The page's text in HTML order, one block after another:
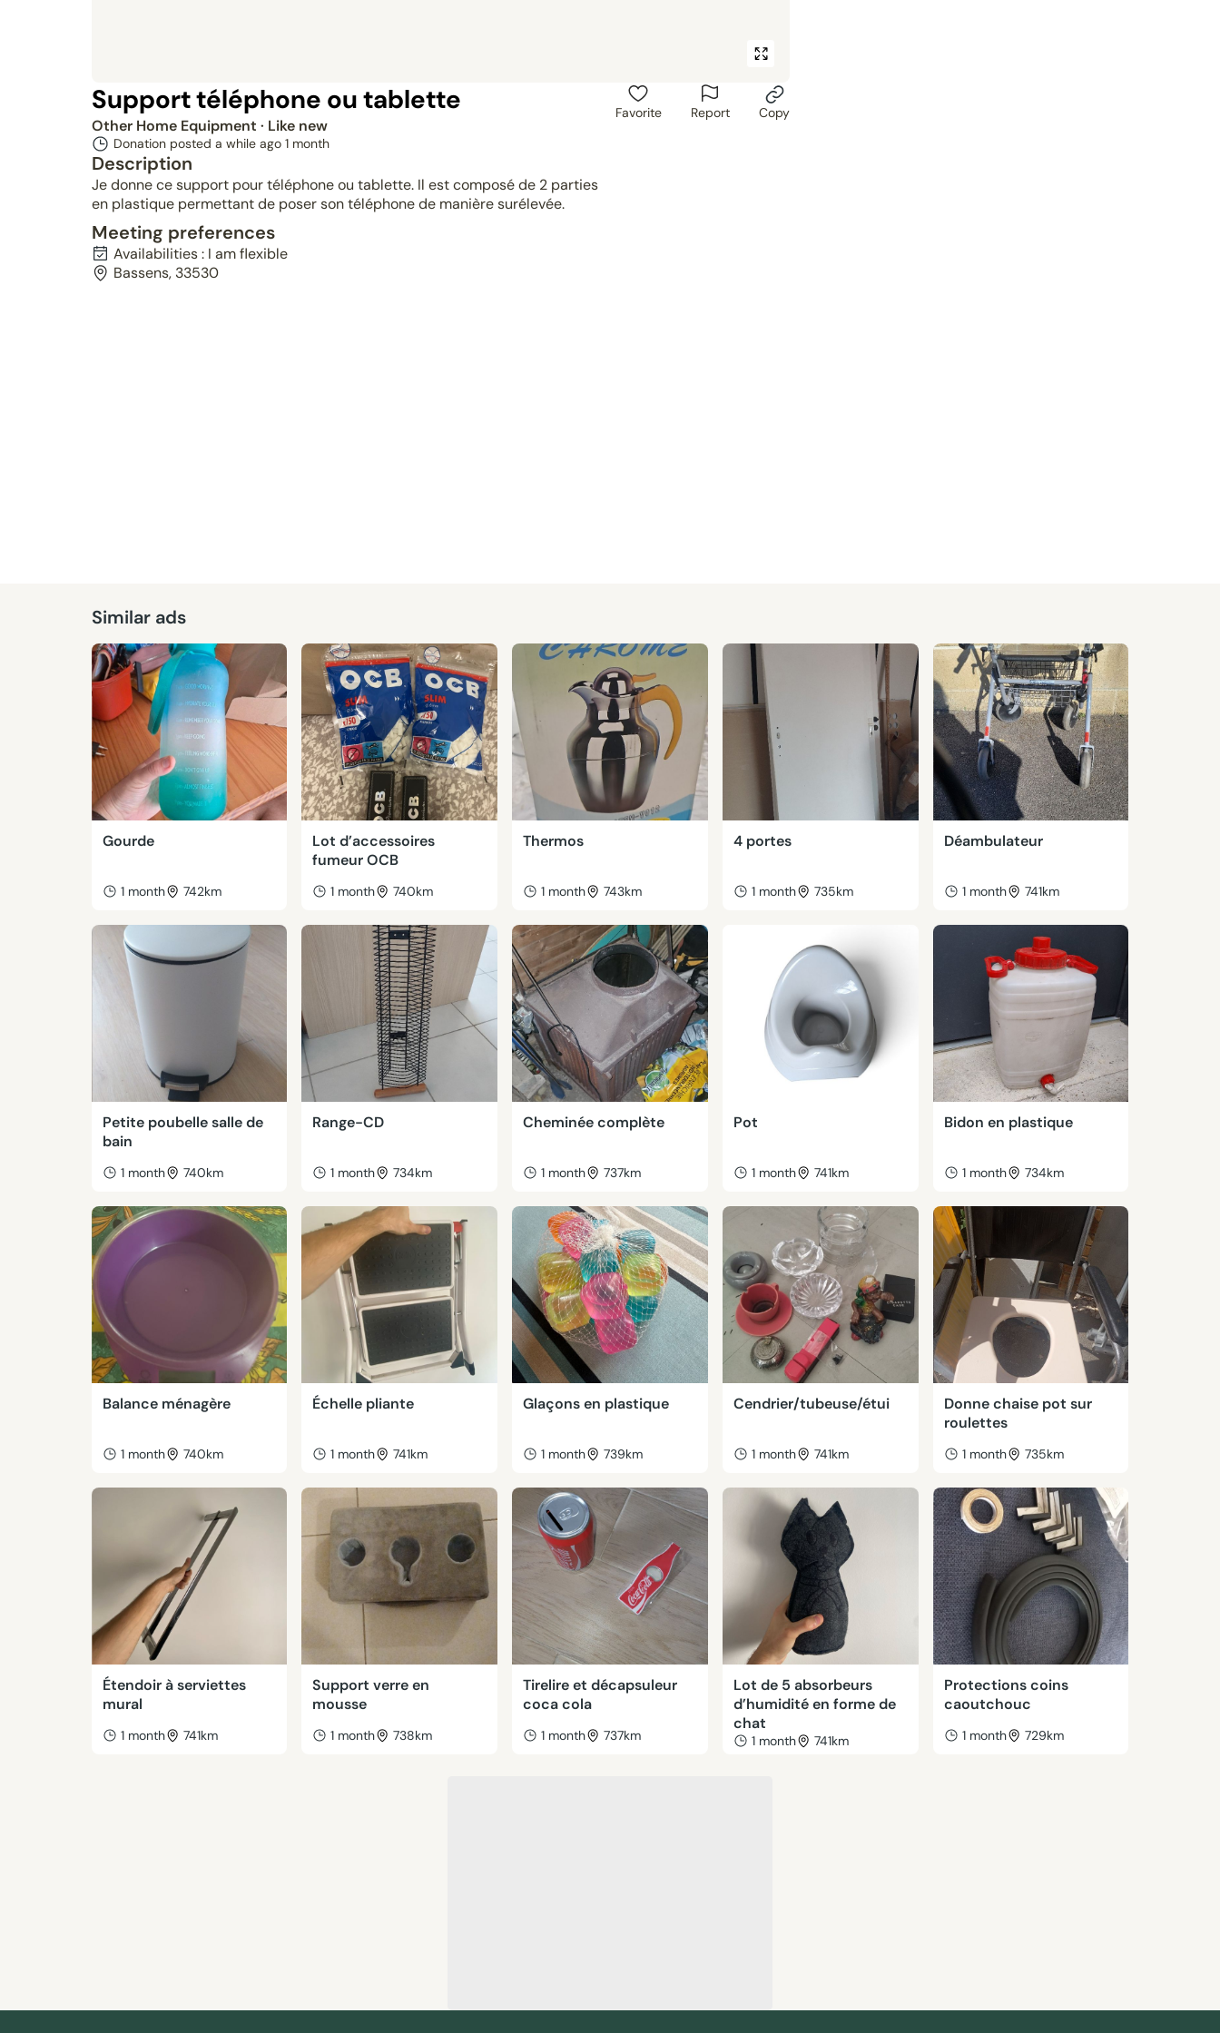
Support téléphone ou tablette
Other Home Equipment · Like new
Donation posted a while ago 1 month
Description
Je donne ce support pour téléphone ou tablette. Il est composé de 2 parties
en plastique permettant de poser son téléphone de manière surélevée.
Favorite Report Copy
Meeting preferences
Availabilities : I am flexible
Bassens, 33530
Similar ads
Gourde
1 month 742km
Lot d’accessoires
fumeur OCB
1 month 740km
Thermos
1 month 743km
4 portes
1 month 735km
Déambulateur
1 month 741km
Petite poubelle salle de
bain
1 month 740km
Range-CD
1 month 734km
Cheminée complète
1 month 737km
Pot
1 month 741km
Bidon en plastique
1 month 734km
Balance ménagère
1 month 740km
Échelle pliante
1 month 741km
Glaçons en plastique
1 month 739km
Cendrier/tubeuse/étui
1 month 741km
Donne chaise pot sur
roulettes
1 month 735km
Étendoir à serviettes
mural
1 month 741km
Support verre en
mousse
1 month 738km
Tirelire et décapsuleur
coca cola
1 month 737km
Lot de 5 absorbeurs
d’humidité en forme de
chat
1 month 741km
Protections coins
caoutchouc
1 month 729km